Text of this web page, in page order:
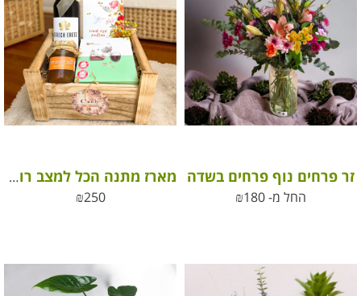
זר פרחים נוף פרחים בשדה
החל מ- ₪180
מארז מתנה הכל למצב רוח טוב
₪250